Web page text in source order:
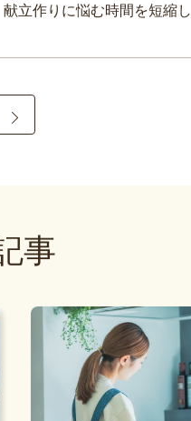
立作りに悩む時間を短縮
事